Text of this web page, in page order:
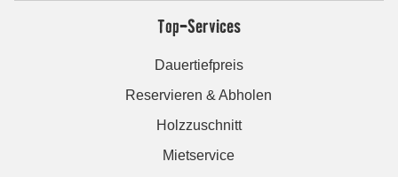
Top-Services
Dauertiefpreis
Reservieren & Abholen
Holzzuschnitt
Mietservice